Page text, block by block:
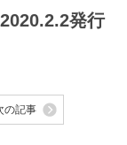
発行
の記事